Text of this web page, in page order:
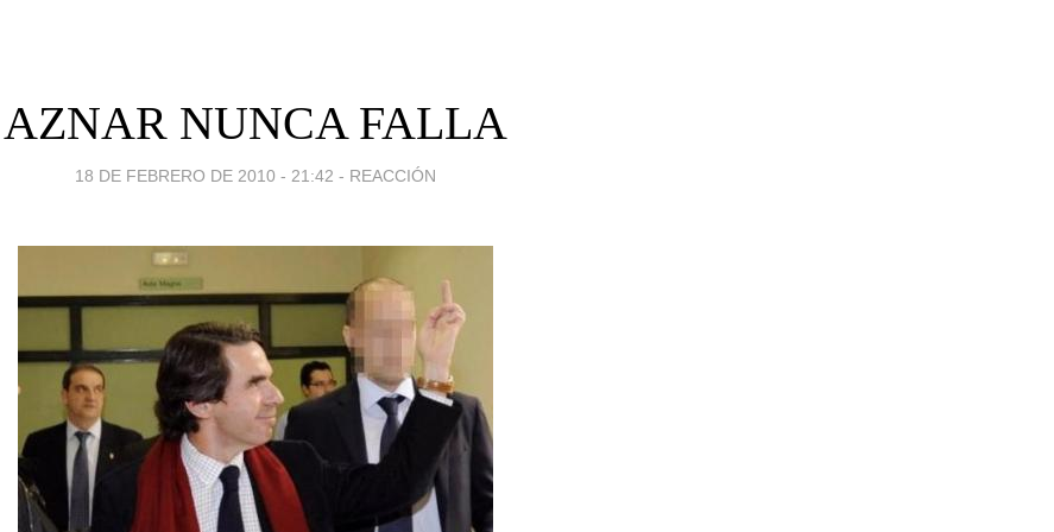
AZNAR NUNCA FALLA
18 DE FEBRERO DE 2010 - 21:42 - REACCIÓN